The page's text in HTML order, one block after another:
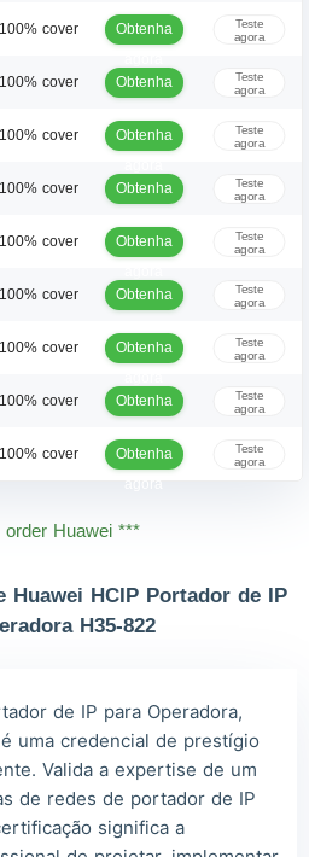
100% cover
Obtenha
Teste
agora
100% cover
Obtenha
Teste
agora
100% cover
Obtenha
Teste
agora
100% cover
Obtenha
Teste
agora
100% cover
Obtenha
Teste
agora
100% cover
Obtenha
Teste
agora
100% cover
Obtenha
Teste
agora
100% cover
Obtenha
Teste
agora
100% cover
Obtenha
Teste
agora
order Huawei ***
order Huawei ***
order Huawei ***
order Huawei ***
order Huawei ***
order Huawei ***
Huawei HCIP Portador de IP
H35-822
de IP para Operadora,
uma credencial de prestígio
Valida a expertise de um
de redes de portador de IP
significa a